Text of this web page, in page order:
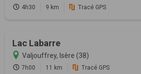
4h30 9 km Tracé GPS
Lac Labarre
Valjouffrey, Isère (38)
7h00 11 km Tracé GPS